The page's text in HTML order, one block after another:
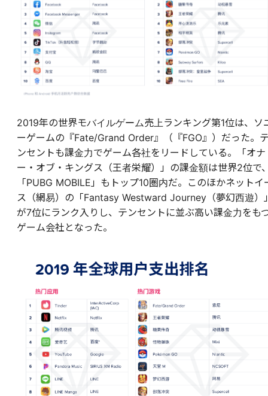
2019年の世界モバイルゲーム売上ランキング第1位は、ソ
ーゲームの『Fate/Grand Order』（『FGO』）だった。
ンセントも課金力でゲーム各社をリードしている。「オナ
ー・オブ・キングス（王者栄耀）」の課金額は世界2位で
「PUBG MOBILE」もトップ10圏内だ。このほかネットイ
ス（網易）の「Fantasy Westward Journey（夢幻西遊）
が7位にランク入りし、テンセントに並ぶ高い課金力をも
ゲーム会社となった。